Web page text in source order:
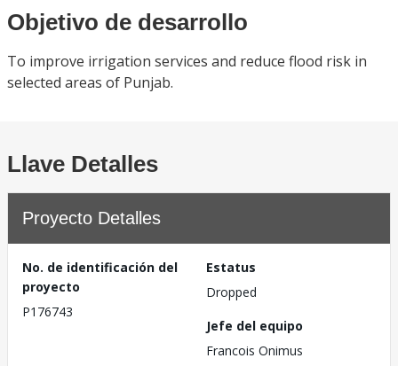
Objetivo de desarrollo
To improve irrigation services and reduce flood risk in
selected areas of Punjab.
Llave Detalles
Proyecto Detalles
No. de identificación del
proyecto
P176743
Estatus
Dropped
Jefe del equipo
Francois Onimus